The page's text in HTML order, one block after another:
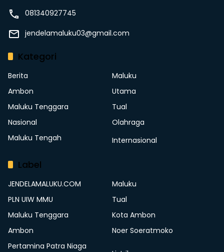
081340927745
jendelamaluku03@gmail.com
Kategori
Berita
Maluku
Ambon
Utama
Maluku Tenggara
Tual
Nasional
Olahraga
Maluku Tengah
Internasional
Label
JENDELAMALUKU.COM
Maluku
PLN UIW MMU
Tual
Maluku Tenggara
Kota Ambon
Ambon
Noer Soeratmoko
Pertamina Patra Niaga